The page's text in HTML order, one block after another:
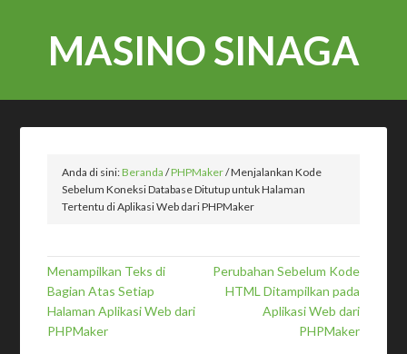
MASINO SINAGA
Anda di sini:Beranda /PHPMaker/Menjalankan Kode
Sebelum Koneksi Database Ditutup untuk Halaman
Tertentu di Aplikasi Web dari PHPMaker
Menampilkan Teks di
Bagian Atas Setiap
Halaman Aplikasi Web dari
PHPMaker
Perubahan Sebelum Kode
HTML Ditampilkan pada
Aplikasi Web dari
PHPMaker